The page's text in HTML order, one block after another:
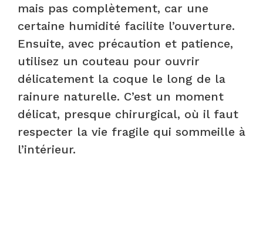
mais pas complètement, car une
certaine humidité facilite l’ouverture.
Ensuite, avec précaution et patience,
utilisez un couteau pour ouvrir
délicatement la coque le long de la
rainure naturelle. C’est un moment
délicat, presque chirurgical, où il faut
respecter la vie fragile qui sommeille à
l’intérieur.